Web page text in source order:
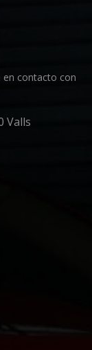
en contacto con
Valls